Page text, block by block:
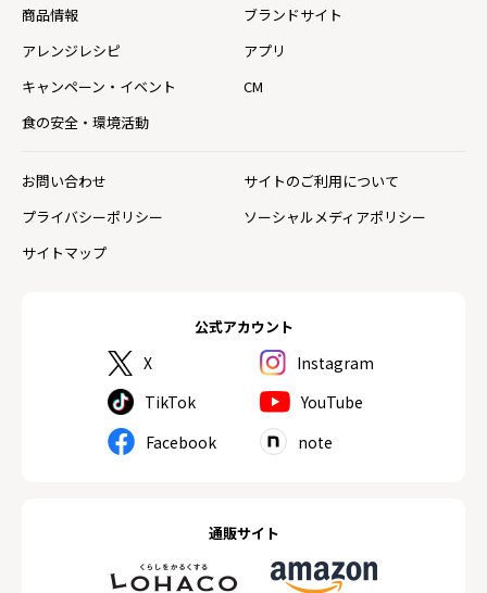
公式アカウント
X
Instagram
TikTok
YouTube
Facebook
note
通販サイト
商品情報
ブランドサイト
アレンジレシピ
アプリ
キャンペーン・イベント
CM
食の安全・環境活動
お問い合わせ
サイトのご利用について
プライバシーポリシー
ソーシャルメディアポリシー
サイトマップ